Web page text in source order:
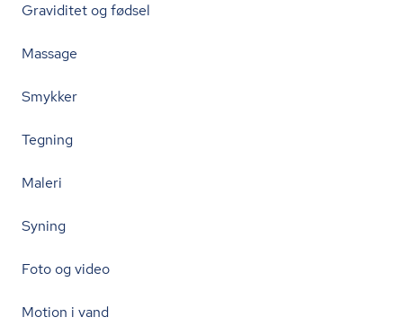
Graviditet og fødsel
Massage
Smykker
Tegning
Maleri
Syning
Foto og video
Motion i vand